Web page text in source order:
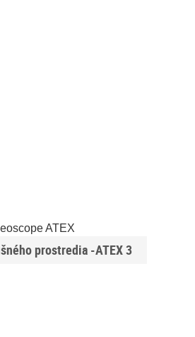
prostredia -ATEX 3